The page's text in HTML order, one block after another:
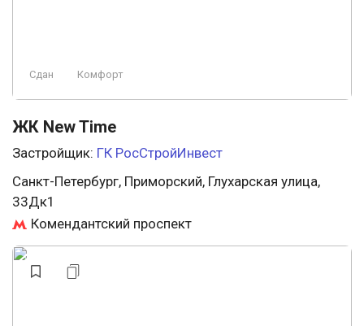
Сдан Комфорт
ЖК New Time
Застройщик: ГК РосСтройИнвест
Санкт-Петербург, Приморский, Глухарская улица,
33Дк1
Комендантский проспект